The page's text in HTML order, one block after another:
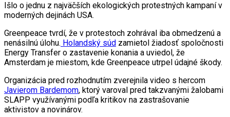
Išlo o jednu z najväčších ekologických protestných kampaní v
moderných dejinách USA.
Greenpeace tvrdí, že v protestoch zohrával iba obmedzenú a
nenásilnú úlohu. Holandský súd zamietol žiadosť spoločnosti
Energy Transfer o zastavenie konania a uviedol, že
Amsterdam je miestom, kde Greenpeace utrpel údajné škody.
Organizácia pred rozhodnutím zverejnila video s hercom
Javierom Bardemom, ktorý varoval pred takzvanými žalobami
SLAPP využívanými podľa kritikov na zastrašovanie
aktivistov a novinárov.